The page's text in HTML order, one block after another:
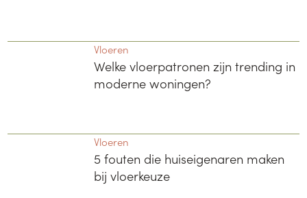
Vloeren
Welke vloerpatronen zijn trending in
moderne woningen?
Vloeren
5 fouten die huiseigenaren maken
bij vloerkeuze